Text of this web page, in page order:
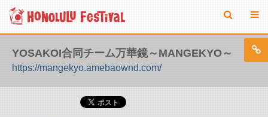
YOSAKOI合同チーム万華鏡～MANGEKYO～
https://mangekyo.amebaownd.com/